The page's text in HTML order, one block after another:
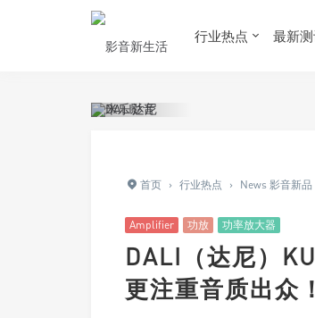
行业热点 最新
首页 › 行业热点 › News 影音新品
Amplifier 功放 功率放大器
DALI（达尼）
更注重音质出众！